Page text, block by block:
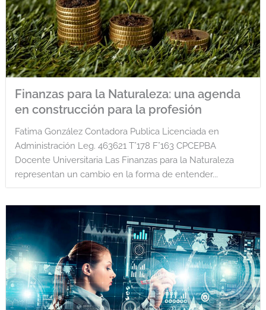
Finanzas para la Naturaleza: una agenda
en construcción para la profesión
Fatima González Contadora Publica Licenciada en
Administración Leg. 463621 T°178 F°163 CPCEPBA
Docente Universitaria Las Finanzas para la Naturaleza
representan un cambio en la forma de entender...